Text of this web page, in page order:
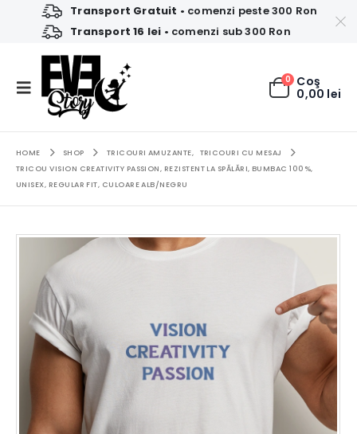
Transport Gratuit • comenzi peste 300 Ron
Transport 16 lei • comenzi sub 300 Ron
0 Coş
0,00 lei
HOME SHOP TRICOURI AMUZANTE,
TRICOURI CU MESAJ
TRICOU VISION CREATIVITY PASSION, REZISTENT LA SPĂLĂRI, BUMBAC 100%,
UNISEX, REGULAR FIT, CULOARE ALB/NEGRU